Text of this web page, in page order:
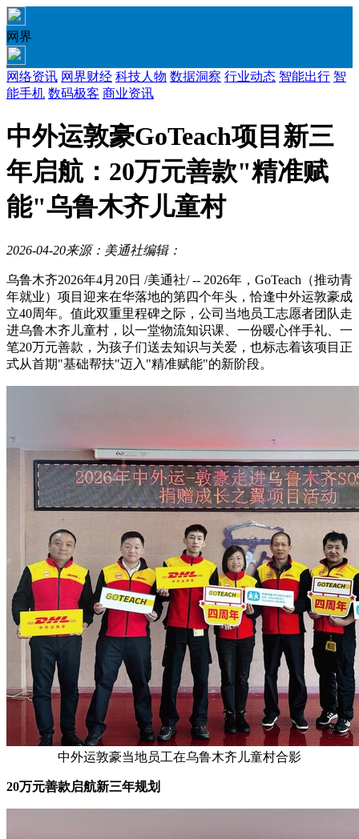
网界
网络资讯 网界财经 科技人物 数据洞察 行业动态 智能出行 智
能手机 数码极客 商业资讯
中外运敦豪GoTeach项目新三
年启航：20万元善款"精准赋
能"乌鲁木齐儿童村
2026-04-20来源：美通社编辑：
乌鲁木齐2026年4月20日 /美通社/ -- 2026年，GoTeach（推动青
年就业）项目迎来在华落地的第四个年头，恰逢中外运敦豪成
立40周年。值此双重里程碑之际，公司当地员工志愿者团队走
进乌鲁木齐儿童村，以一堂物流知识课、一份暖心伴手礼、一
笔20万元善款，为孩子们送去知识与关爱，也标志着该项目正
式从首期"基础帮扶"迈入"精准赋能"的新阶段。
中外运敦豪当地员工在乌鲁木齐儿童村合影
20万元善款启航新三年规划